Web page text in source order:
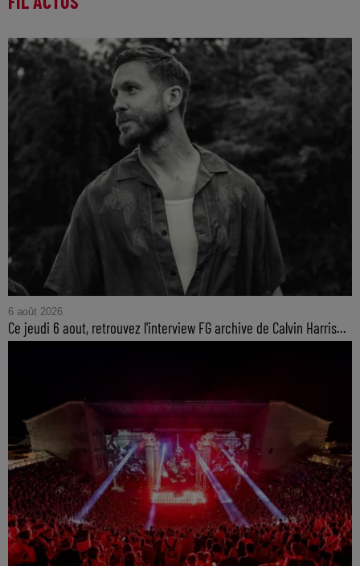
6 août 2026
Ce jeudi 6 aout, retrouvez l'interview FG archive de Calvin Harris...